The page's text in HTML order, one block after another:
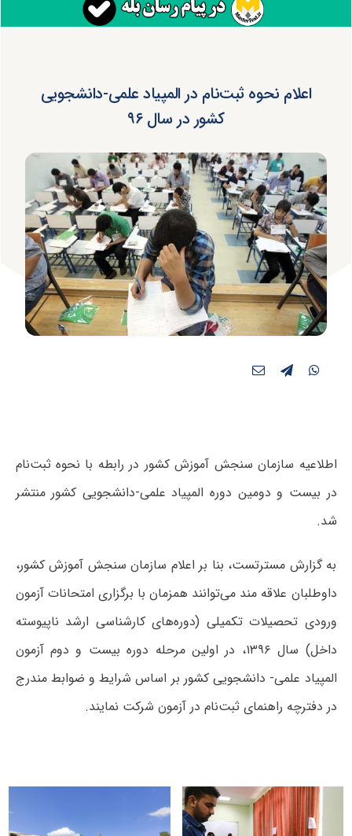
اعلام نحوه ثبت‌نام‌ در المپیاد علمی-دانشجویی
کشور در سال ۹۶
اطلاعیه سازمان سنجش آموزش کشور در رابطه با نحوه ثبت‌نام‌
در بیست و دومین دوره المپیاد علمی-دانشجویی کشور منتشر
شد.
به گزارش مسترتست، بنا بر اعلام سازمان سنجش آموزش کشور،
داوطلبان علاقه مند می‌توانند همزمان ‌با برگزاری‌ امتحانات‌ آزمون
‌ورودی تحصیلات‌ تکمیلی (دوره‌های ‌کارشناسی ‌ارشد ناپیوسته
‌داخل‌) سال ۱۳۹۶، در اولین ‌مرحله دوره بیست و دوم آزمون
المپیاد علمی- دانشجویی‌ کشور بر اساس شرایط و ضوابط مندرج
در دفترچه راهنمای ثبت‌نام در آزمون شرکت نمایند.